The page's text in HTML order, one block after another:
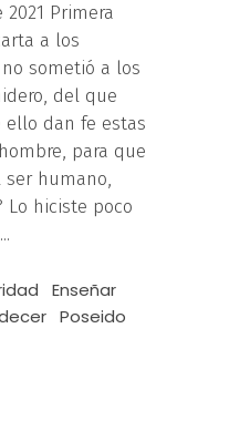
Primera
a los
no sometió a los
del que
ello dan fe estas
para que
humano,
Lo hiciste poco
Enseñar
Poseido